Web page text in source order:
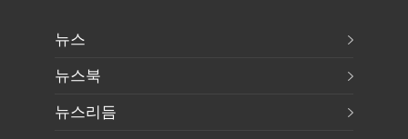
뉴스
뉴스북
뉴스리듬